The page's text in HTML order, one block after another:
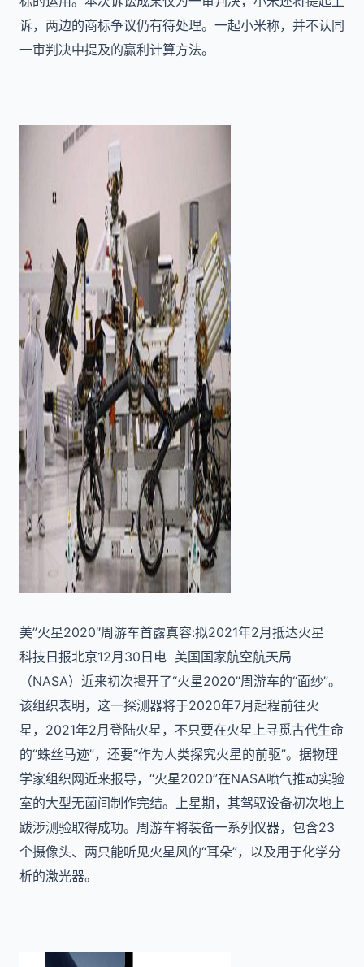
诉，两边的商标争议仍有待处理。一起小米称，并不认同
一审判决中提及的赢利计算方法。
美”火星2020″周游车首露真容:拟2021年2月抵达火星
科技日报北京12月30日电 美国国家航空航天局
（NASA）近来初次揭开了“火星2020”周游车的“面纱”。
该组织表明，这一探测器将于2020年7月起程前往火
星，2021年2月登陆火星，不只要在火星上寻觅古代生命
的“蛛丝马迹”，还要“作为人类探究火星的前驱”。据物理
学家组织网近来报导，“火星2020”在NASA喷气推动实验
室的大型无菌间制作完结。上星期，其驾驭设备初次地上
跋涉测验取得成功。周游车将装备一系列仪器，包含23
个摄像头、两只能听见火星风的“耳朵”，以及用于化学分
析的激光器。